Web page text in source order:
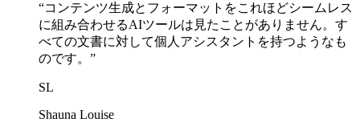
“コンテンツ生成とフォーマットをこれほどシームレス
に組み合わせるAIツールは見たことがありません。す
べての文書に対して個人アシスタントを持つようなも
のです。 ”
SL
Shauna Louise